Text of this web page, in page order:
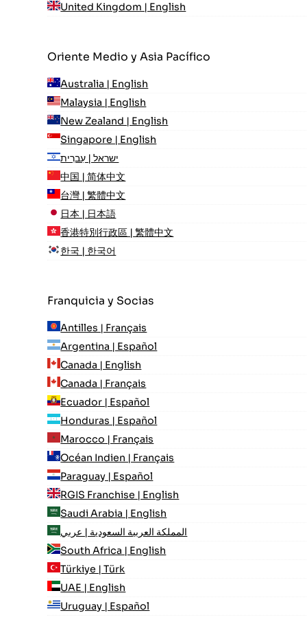
United Kingdom | English
Oriente Medio y Asia Pacífico
Australia | English
Malaysia | English
New Zealand | English
Singapore | English
ישראל | עִברִית
中国 | 简体中文
台灣 | 繁體中文
日本 | 日本語
香港特別行政區 | 繁體中文
한국 | 한국어
Franquicia y Socias
Antilles | Français
Argentina | Español
Canada | English
Canada | Français
Ecuador | Español
Honduras | Español
Marocco | Français
Océan Indien | Français
Paraguay | Español
RGIS Franchise | English
Saudi Arabia | English
المملكة العربية السعودية | عربي
South Africa | English
Türkiye | Türk
UAE | English
Uruguay | Español